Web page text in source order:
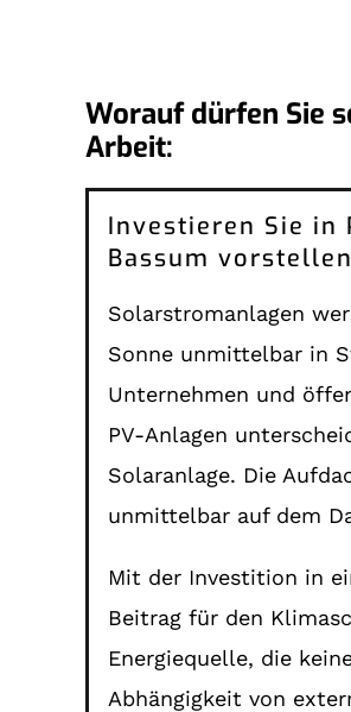
Worauf dürfen Sie
Arbeit:
Investieren Sie in
Bassum
Solarstromanlagen
Sonne unmittelbar in
Unternehmen und
PV-Anlagen
Solaranlage. Die
unmittelbar auf dem
Mit der Investition in
Beitrag für den
Energiequelle, die
Abhängigkeit von